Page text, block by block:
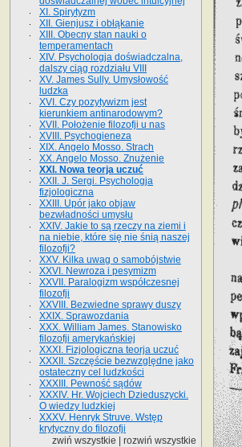
XI. Spirytyzm
XII. Gienjusz i obłąkanie
XIII. Obecny stan nauki o
temperamentach
XIV. Psychologja doświadczalna,
dalszy ciąg rozdziału VIII
XV. James Sully. Umysłowość
ludzka
XVI. Czy pozytywizm jest
kierunkiem antinarodowym?
XVII. Położenie filozofji u nas
XVIII. Psychogieneza
XIX. Angelo Mosso. Strach
XX. Angelo Mosso. Znużenie
XXI. Nowa teorja uczuć
XXII. J. Sergi. Psychologja
fizjologiczna
XXIII. Upór jako objaw
bezwładności umysłu
XXIV. Jakie to są rzeczy na ziemi i
na niebie, które się nie śnią naszej
filozofji?
XXV. Kilka uwag o samobójstwie
XXVI. Newroza i pesymizm
XXVII. Paralogizm współczesnej
filozofji
XXVIII. Bezwiedne sprawy duszy
XXIX. Sprawozdania
XXX. William James. Stanowisko
filozofji amerykańskiej
XXXI. Fizjologiczna teorja uczuć
XXXII. Szczęście bezwzględne jako
ostateczny cel ludzkości
XXXIII. Pewność sądów
XXXIV. Hr. Wojciech Dzieduszycki.
O wiedzy ludzkiej
XXXV. Henryk Struve. Wstęp
krytyczny do filozofji
zwiń wszystkie
rozwiń wszystkie